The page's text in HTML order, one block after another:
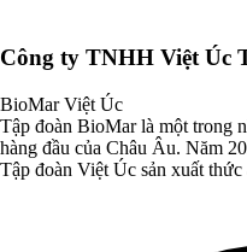
Công ty TNHH Việt Úc
BioMar Việt Úc
Tập đoàn BioMar là một trong
hàng đầu của Châu Âu. Năm
Tập đoàn Việt Úc sản xuất thức